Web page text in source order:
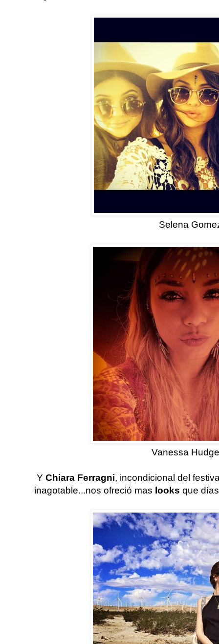
Selena
Vanessa
Y Chiara Ferragni, incondicional del
inagotable...nos ofreció mas looks que